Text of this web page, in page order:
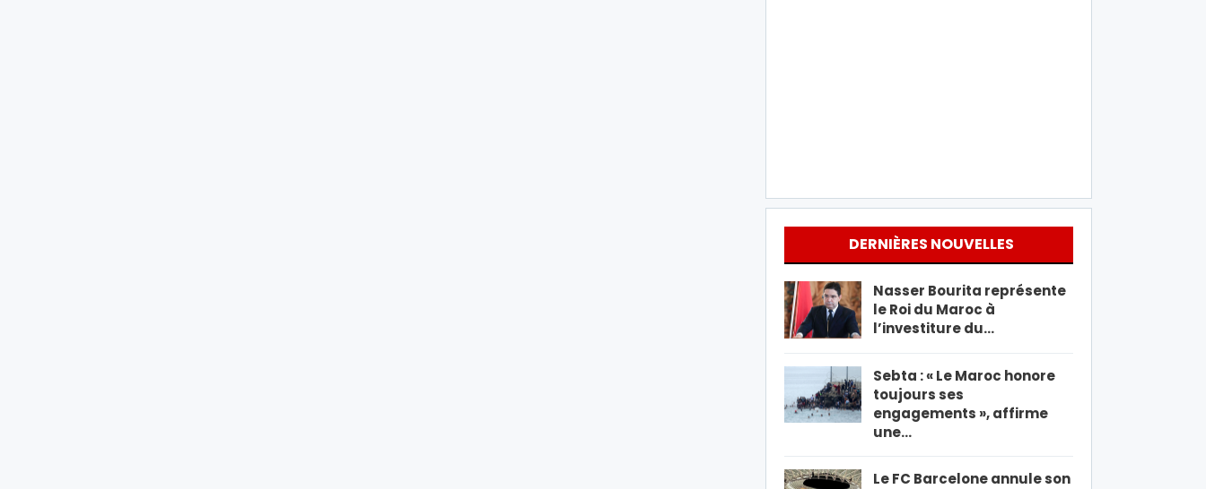
DERNIÈRES NOUVELLES
Nasser Bourita représente
le Roi du Maroc à
l’investiture du…
Sebta : « Le Maroc honore
toujours ses
engagements », affirme
une…
Le FC Barcelone annule son